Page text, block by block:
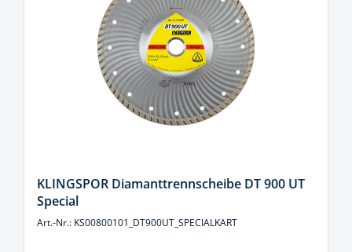
KLINGSPOR Diamanttrennscheibe DT 900 UT
Special
Art.-Nr.: KS00800101_DT900UT_SPECIALKART